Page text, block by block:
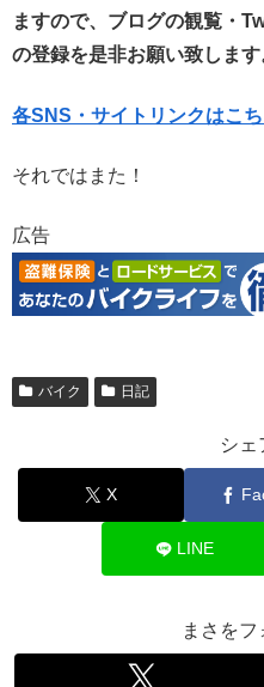
ますので、ブログの観覧・
の登録を是非お願い致します
各SNS・サイトリンクはこち
それではまた！
広告
バイク 日記
シェ
X
LINE
まさをフ